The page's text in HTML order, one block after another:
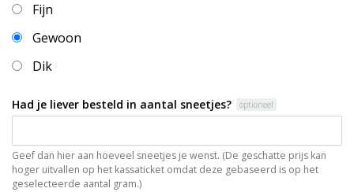
Fijn
Gewoon
Dik
Had je liever besteld in aantal sneetjes? optioneel
Geef dan hier aan hoeveel sneetjes je wenst. (De geschatte prijs kan
hoger uitvallen op het kassaticket omdat deze gebaseerd is op het
geselecteerde aantal gram.)